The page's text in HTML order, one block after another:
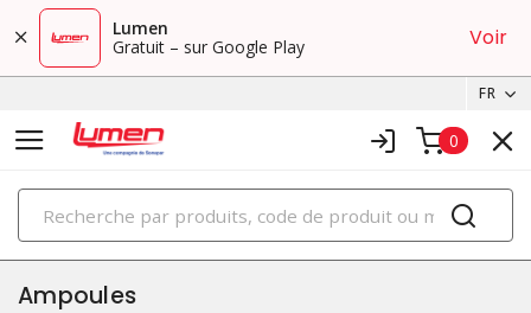
Lumen
Gratuit – sur Google Play
Voir
FR
0
PRODUITS
éclairage
Ampoules